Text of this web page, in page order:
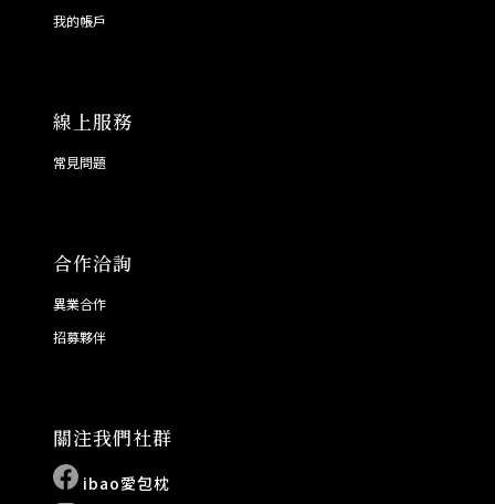
我的帳戶
線上服務
常見問題
合作洽詢
異業合作
招募夥伴
關注我們社群
ibao愛包枕